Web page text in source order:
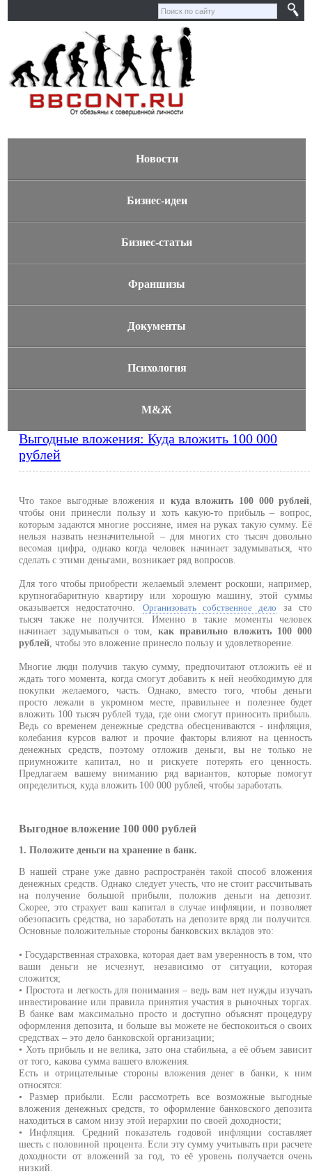
Новости
Бизнес-идеи
Бизнес-статьи
Франшизы
Документы
Психология
М&Ж
Выгодные вложения: Куда вложить 100 000
рублей
Что такое выгодные вложения и куда вложить 100 000 рублей
чтобы они принесли пользу и хоть какую-то прибыль – вопрос,
которым задаются многие россияне, имея на руках такую сумму. Её
нельзя назвать незначительной – для многих сто тысяч довольно
весомая цифра, однако когда человек начинает задумываться, что
сделать с этими деньгами, возникает ряд вопросов.
Для того чтобы приобрести желаемый элемент роскоши, например,
крупногабаритную квартиру или хорошую машину, этой суммы
оказывается недостаточно. Организовать собственное дело за сто
тысяч также не получится. Именно в такие моменты человек
начинает задумываться о том,как правильно вложить 100 000
рублей , чтобы это вложение принесло пользу и удовлетворение.
Многие люди получив такую сумму, предпочитают отложить её и
ждать того момента, когда смогут добавить к ней необходимую для
покупки желаемого, часть. Однако, вместо того, чтобы деньги
просто лежали в укромном месте, правильнее и полезнее будет
вложить 100 тысяч рублей туда, где они смогут приносить прибыль.
Ведь со временем денежные средства обесцениваются - инфляция,
колебания курсов валют и прочие факторы влияют на ценность
денежных средств, поэтому отложив деньги, вы не только не
приумножите капитал, но и рискуете потерять его ценность.
Предлагаем вашему вниманию ряд вариантов, которые помогут
определиться, куда вложить 100 000 рублей, чтобы заработать.
Выгодное вложение 100 000 рублей
1. Положите деньги на хранение в банк.
В нашей стране уже давно распространён такой способ вложения
денежных средств. Однако следует учесть, что не стоит рассчитывать
на получение большой прибыли, положив деньги на депозит.
Скорее, это страхует ваш капитал в случае инфляции, и позволяет
обезопасить средства, но заработать на депозите вряд ли получится.
Основные положительные стороны банковских вкладов это:
• Государственная страховка, которая дает вам уверенность в том, что
ваши деньги не исчезнут, независимо от ситуации, которая
сложится;
• Простота и легкость для понимания – ведь вам нет нужды изучать
инвестирование или правила принятия участия в рыночных торгах.
В банке вам максимально просто и доступно объяснят процедуру
оформления депозита, и больше вы можете не беспокоиться о своих
средствах – это дело банковской организации;
• Хоть прибыль и не велика, зато она стабильна, а её объем зависит
от того, какова сумма вашего вложения.
Есть и отрицательные стороны вложения денег в банки, к ним
относятся:
• Размер прибыли. Если рассмотреть все возможные выгодные
вложения денежных средств, то оформление банковского депозита
находиться в самом низу этой иерархии по своей доходности;
• Инфляция. Средний показатель годовой инфляции составляет
шесть с половиной процента. Если эту сумму учитывать при расчете
доходности от вложений за год, то её уровень получается очень
низкий.